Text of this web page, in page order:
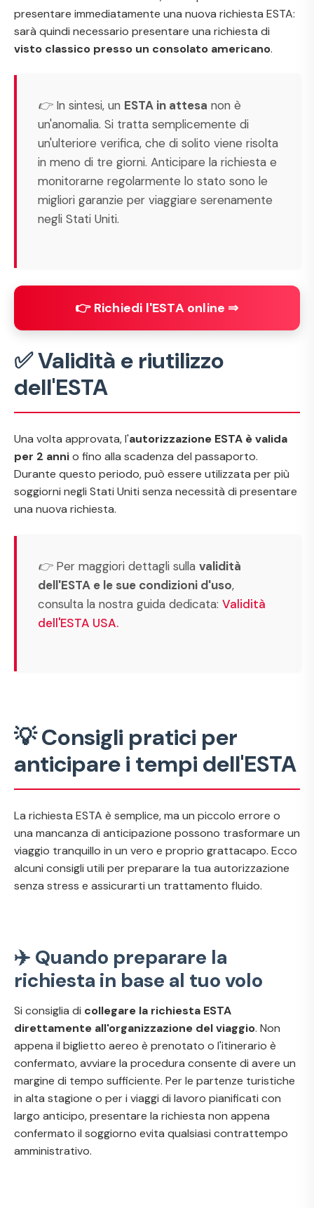
presentare immediatamente una nuova richiesta ESTA:
sarà quindi necessario presentare una richiesta di
visto classico presso un consolato americano.
👉 In sintesi, un ESTA in attesa non è
un'anomalia. Si tratta semplicemente di
un'ulteriore verifica, che di solito viene risolta
in meno di tre giorni. Anticipare la richiesta e
monitorarne regolarmente lo stato sono le
migliori garanzie per viaggiare serenamente
negli Stati Uniti.
👉 Richiedi l'ESTA online ⇒
✅ Validità e riutilizzo
dell'ESTA
Una volta approvata, l'autorizzazione ESTA è valida
per 2 annio fino alla scadenza del passaporto.
Durante questo periodo, può essere utilizzata per più
soggiorni negli Stati Uniti senza necessità di presentare
una nuova richiesta.
👉 Per maggiori dettagli sulla validità
dell'ESTA e le sue condizioni d'uso,
consulta la nostra guida dedicata: Validità
dell'ESTA USA.
💡 Consigli pratici per
anticipare i tempi dell'ESTA
La richiesta ESTA è semplice, ma un piccolo errore o
una mancanza di anticipazione possono trasformare un
viaggio tranquillo in un vero e proprio grattacapo. Ecco
alcuni consigli utili per preparare la tua autorizzazione
senza stress e assicurarti un trattamento fluido.
✈️ Quando preparare la
richiesta in base al tuo volo
Si consiglia di collegare la richiesta ESTA
direttamente all'organizzazione del viaggio. Non
appena il biglietto aereo è prenotato o l'itinerario è
confermato, avviare la procedura consente di avere un
margine di tempo sufficiente. Per le partenze turistiche
in alta stagione o per i viaggi di lavoro pianificati con
largo anticipo, presentare la richiesta non appena
confermato il soggiorno evita qualsiasi contrattempo
amministrativo.